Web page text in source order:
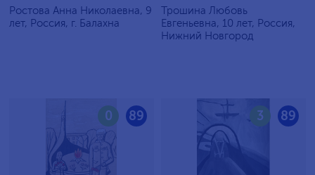
Ростова Анна Николаевна, 9
лет, Россия, г. Балахна
Трошина Любовь
Евгеньевна, 10 лет, Россия,
Нижний Новгород
89
0 89
3